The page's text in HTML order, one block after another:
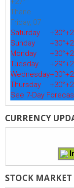
Thane
Friday, 07
Saturday
+30°+
Sunday
+30°+
Monday
+30°+
Tuesday
+29°+
Wednesday+30°+
Thursday
+30°+
See 7-Day
CURRENCY
STOCK MARKET